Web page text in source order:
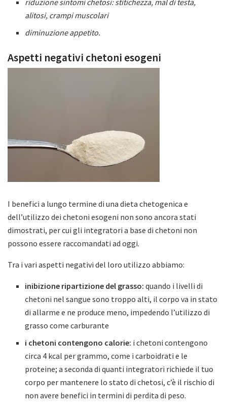
alitosi, crampi muscolari
diminuzione appetito.
Aspetti negativi chetoni esogeni
I benefici a lungo termine di una dieta chetogenica e
dell’utilizzo dei chetoni esogeni non sono ancora stati
dimostrati, per cui gli integratori a base di chetoni non
possono essere raccomandati ad oggi.
Tra i vari aspetti negativi del loro utilizzo abbiamo:
inibizione ripartizione del grasso: quando i livelli di
chetoni nel sangue sono troppo alti, il corpo va in stato
di allarme e ne produce meno, impedendo l’utilizzo di
grasso come carburante
i chetoni contengono calorie: i chetoni contengono
circa 4 kcal per grammo, come i carboidrati e le
proteine; a seconda di quanti integratori richiede il tuo
corpo per mantenere lo stato di chetosi, c’è il rischio di
non avere benefici in termini di perdita di peso.